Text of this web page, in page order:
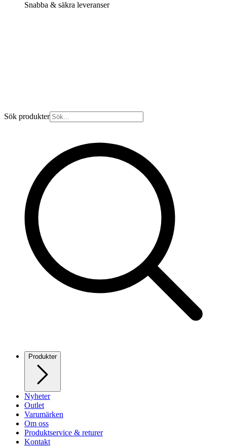
Snabba & säkra leveranser
Sök produkter
Produkter
Nyheter
Outlet
Varumärken
Om oss
Produktservice & returer
Kontakt